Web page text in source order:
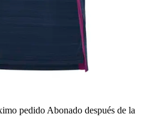
pedido Abonado después de la